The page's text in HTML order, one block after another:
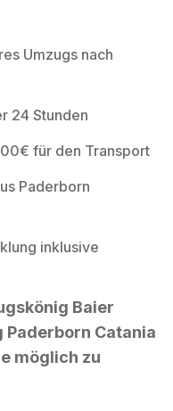
Umzugs nach
24 Stunden
für den Transport
Paderborn
inklusive
Baier
Paderborn Catania
möglich zu